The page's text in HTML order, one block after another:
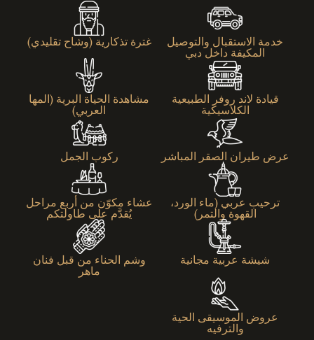
خدمة الاستقبال والتوصيل
المكيفة داخل دبي
غترة تذكارية (وشاح تقليدي)
قيادة لاند روفر الطبيعية
الكلاسيكية
مشاهدة الحياة البرية (المها
العربي)
عرض طيران الصقر المباشر ركوب الجمل
ترحيب عربي (ماء الورد،
القهوة والتمر)
عشاء مكوّن من أربع مراحل
يُقدَّم على طاولتكم
شيشة عربية مجانية
وشم الحناء من قبل فنان
ماهر
عروض الموسيقى الحية
والترفيه